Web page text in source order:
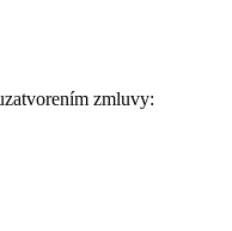
zmluvy: